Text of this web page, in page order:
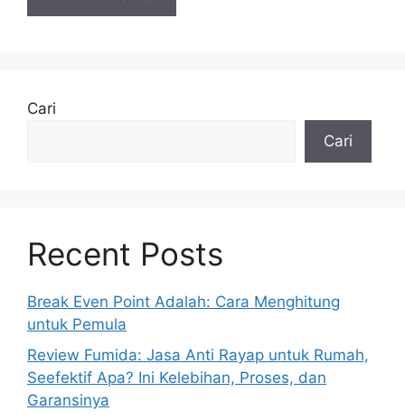
Cari
Cari
Recent Posts
Break Even Point Adalah: Cara Menghitung
untuk Pemula
Review Fumida: Jasa Anti Rayap untuk Rumah,
Seefektif Apa? Ini Kelebihan, Proses, dan
Garansinya